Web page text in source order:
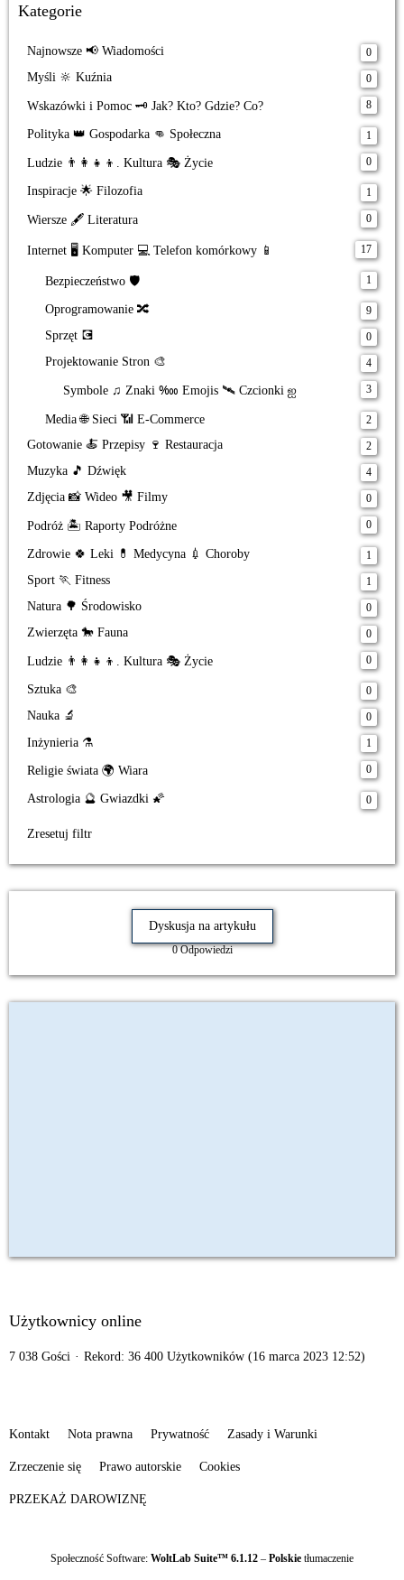
Kategorie
Najnowsze 📢 Wiadomości 0
Myśli 🔆 Kuźnia 0
Wskazówki i Pomoc 🗝️ Jak? Kto? Gdzie? Co? 8
Polityka 👑 Gospodarka 👊 Społeczna 1
Ludzie 👨‍👩‍👧‍👦. Kultura 🎭 Życie 0
Inspiracje 🌟 Filozofia 1
Wiersze 🖋️ Literatura 0
Internet 🖥️ Komputer 💻 Telefon komórkowy 📱 17
Bezpieczeństwo 🛡️ 1
Oprogramowanie 🔀 9
Sprzęt 💽 0
Projektowanie Stron 🎨 4
Symbole ♫ Znaki ‱ Emojis 🛰️ Czcionki ஐ 3
Media 🌐 Sieci 📶 E-Commerce 2
Gotowanie 🍝 Przepisy 🍷 Restauracja 2
Muzyka 🎵 Dźwięk 4
Zdjęcia 📸 Wideo 🎥 Filmy 0
Podróż 🏝️ Raporty Podróżne 0
Zdrowie 🍀 Leki 💊 Medycyna 💉 Choroby 1
Sport 🏃 Fitness 1
Natura 🌳 Środowisko 0
Zwierzęta 🐎 Fauna 0
Ludzie 👨‍👩‍👧‍👦. Kultura 🎭 Życie 0
Sztuka 🎨 0
Nauka 🔬 0
Inżynieria ⚗️ 1
Religie świata 🌍 Wiara 0
Astrologia 🔮 Gwiazdki 🌠 0
Zresetuj filtr
Dyskusja na artykułu
0 Odpowiedzi
Użytkownicy online
7 038 Gości Rekord: 36 400 Użytkowników (16 marca 2023 12:52)
Kontakt Nota prawna Prywatność Zasady i Warunki
Zrzeczenie się Prawo autorskie Cookies
PRZEKAŻ DAROWIZNĘ
Społeczność Software: WoltLab Suite™ 6.1.12 – Polskie tłumaczenie